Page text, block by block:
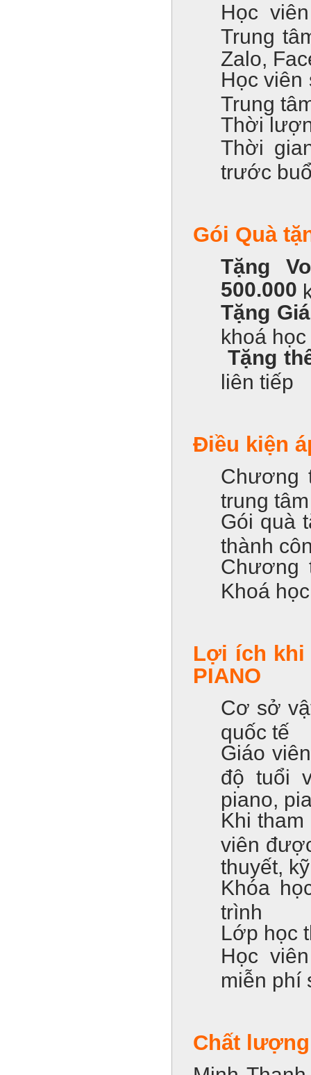
Học
Trung
Zalo,
Học viên
Trung
Thời
Thời
trước
Gói Quà
Tặng
500.000
Tặng
khoá
Tặng
liên tiếp
Điều kiện
Chương
trung tâm
Gói quà
thành
Chương
Khoá
Lợi ích khi
PIANO
Cơ sở
quốc tế
Giáo
độ tuổi
piano,
Khi
viên
thuyết,
Khóa
trình
Lớp học
Học
miễn phí
Chất